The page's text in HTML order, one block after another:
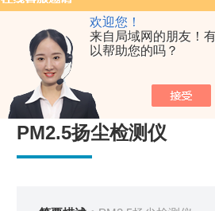
欢迎您！
来自局域网的朋友！
以帮助您的吗？
PM2.5扬尘检测仪